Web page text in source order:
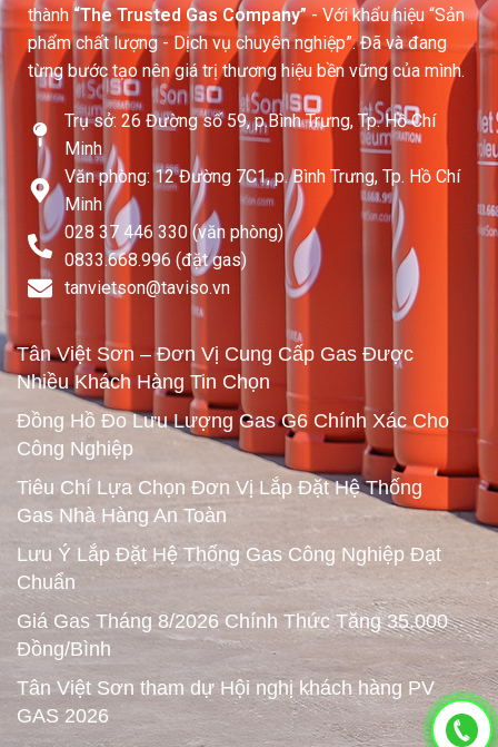
thành “The Trusted Gas Company”- Với khẩu hiệu “Sản
phẩm chất lượng - Dịch vụ chuyên nghiệp”. Đã và đang
từng bước tạo nên giá trị thương hiệu bền vững của mình.
Trụ sở: 26 Đường số 59, p.Bình Trưng, Tp. Hồ Chí
Minh
Văn phòng: 12 Đường 7C1, p. Bình Trưng, Tp. Hồ Chí
Minh
028 37 446 330 (văn phòng)
0833.668.996 (đặt gas)
tanvietson@taviso.vn​
Tân Việt Sơn – Đơn Vị Cung Cấp Gas Được
Nhiều Khách Hàng Tin Chọn
Đồng Hồ Đo Lưu Lượng Gas G6 Chính Xác Cho
Công Nghiệp
Tiêu Chí Lựa Chọn Đơn Vị Lắp Đặt Hệ Thống
Gas Nhà Hàng An Toàn
Lưu Ý Lắp Đặt Hệ Thống Gas Công Nghiệp Đạt
Chuẩn
Giá Gas Tháng 8/2026 Chính Thức Tăng 35.000
Đồng/Bình
Tân Việt Sơn tham dự Hội nghị khách hàng PV
GAS 2026